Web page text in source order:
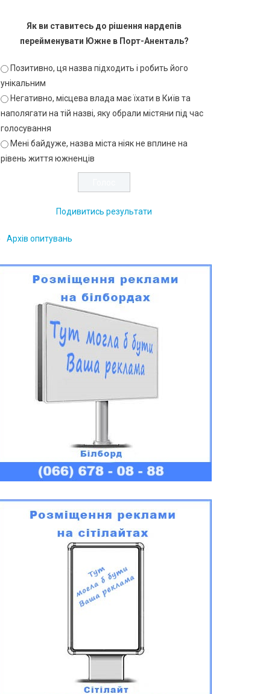
Як ви ставитесь до рішення нардепів
перейменувати Южне в Порт-Аненталь?
Позитивно, ця назва підходить і робить його
унікальним
Негативно, місцева влада має їхати в Київ та
наполягати на тій назві, яку обрали містяни під час
голосування
Мені байдуже, назва міста ніяк не вплине на
рівень життя южненців
Подивитись результати
Архів опитувань